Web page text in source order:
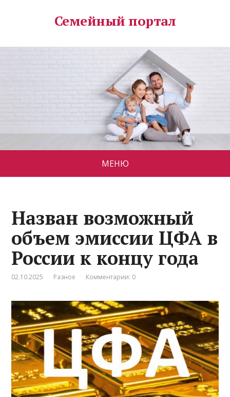
Семейный портал
МЕНЮ
Назван возможный
объем эмиссии ЦФА в
России к концу года
02.10.2025 Разное Комментарии: 0